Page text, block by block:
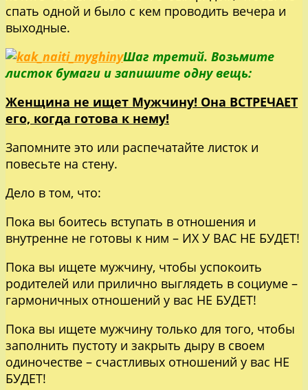
спать одной и было с кем проводить вечера и
выходные.
Шаг третий. Возьмите
листок бумаги и запишите одну вещь:
Женщина не ищет Мужчину! Она ВСТРЕЧАЕТ
его, когда готова к нему!
Запомните это или распечатайте листок и
повесьте на стену.
Дело в том, что:
Пока вы боитесь вступать в отношения и
внутренне не готовы к ним – ИХ У ВАС НЕ БУДЕТ!
Пока вы ищете мужчину, чтобы успокоить
родителей или прилично выглядеть в социуме –
гармоничных отношений у вас НЕ БУДЕТ!
Пока вы ищете мужчину только для того, чтобы
заполнить пустоту и закрыть дыру в своем
одиночестве – счастливых отношений у вас НЕ
БУДЕТ!